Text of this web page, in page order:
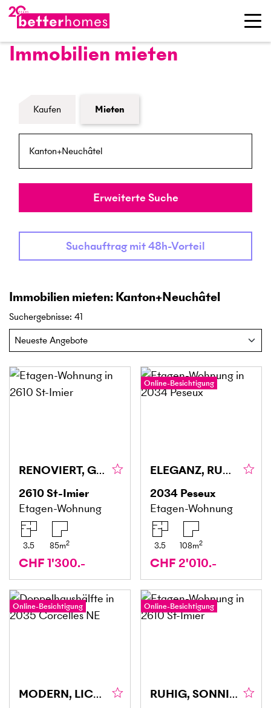
Immobilien mieten
Formular Immobiliensuche
Kaufen Mieten
Umkreis
Erweiterte Suche
Suchauftrag mit 48h-Vorteil
Immobilien mieten: Kanton+Neuchâtel
Suchergebnisse: 41
RENOVIERT, GERÄUMIG UND LICHTDURCHFLUTET
2610St-Imier
Etagen-Wohnung
3.5 85m2
CHF 1'300.-
Online-Besichtigung
ELEGANZ, RUHE UND VIEL PLATZ
2034 Peseux
Etagen-Wohnung
3.5 108m2
CHF 2'010.-
Online-Besichtigung
MODERN, LICHTDURCHFLUTET & KOMFORTABEL
Online-Besichtigung
RUHIG, SONNIG & KOMFORTABEL